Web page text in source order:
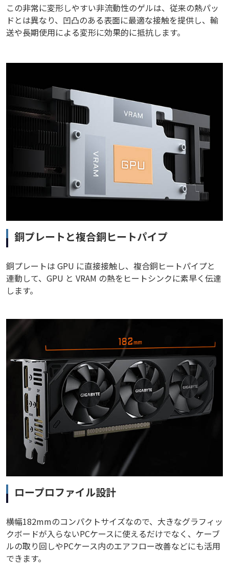
この非常に変形しやすい非流動性のゲルは、従来の熱パッ
ドとは異なり、凹凸のある表面に最適な接触を提供し、輸
送や長期使用による変形に効果的に抵抗します。
銅プレートと複合銅ヒートパイプ
銅プレートは GPU に直接接触し、複合銅ヒートパイプと
連動して、GPU と VRAM の熱をヒートシンクに素早く伝達
します。
ロープロファイル設計
横幅182mmのコンパクトサイズなので、大きなグラフィッ
クボードが入らないPCケースに使えるだけでなく、ケーブ
ルの取り回しやPCケース内のエアフロー改善などにも活用
できます。